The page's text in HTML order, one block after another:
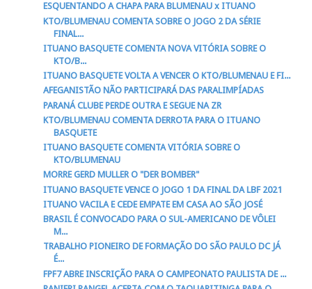
ESQUENTANDO A CHAPA PARA BLUMENAU x ITUANO
KTO/BLUMENAU COMENTA SOBRE O JOGO 2 DA SÉRIE
FINAL...
ITUANO BASQUETE COMENTA NOVA VITÓRIA SOBRE O
KTO/B...
ITUANO BASQUETE VOLTA A VENCER O KTO/BLUMENAU E FI...
AFEGANISTÃO NÃO PARTICIPARÁ DAS PARALIMPÍADAS
PARANÁ CLUBE PERDE OUTRA E SEGUE NA ZR
KTO/BLUMENAU COMENTA DERROTA PARA O ITUANO
BASQUETE
ITUANO BASQUETE COMENTA VITÓRIA SOBRE O
KTO/BLUMENAU
MORRE GERD MULLER O "DER BOMBER"
ITUANO BASQUETE VENCE O JOGO 1 DA FINAL DA LBF 2021
ITUANO VACILA E CEDE EMPATE EM CASA AO SÃO JOSÉ
BRASIL É CONVOCADO PARA O SUL-AMERICANO DE VÔLEI
M...
TRABALHO PIONEIRO DE FORMAÇÃO DO SÃO PAULO DC JÁ
É...
FPF7 ABRE INSCRIÇÃO PARA O CAMPEONATO PAULISTA DE ...